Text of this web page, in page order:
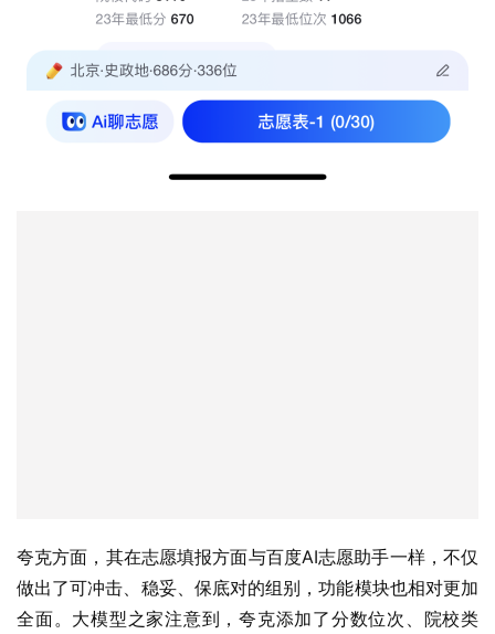
夸克方面，其在志愿填报方面与百度AI志愿助手一样，不仅
做出了可冲击、稳妥、保底对的组别，功能模块也相对更加
全面。大模型之家注意到，夸克添加了分数位次、院校类